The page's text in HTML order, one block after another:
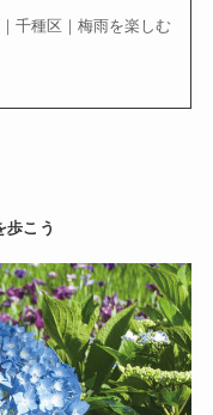
千種区｜梅雨を楽しむ
歩こう